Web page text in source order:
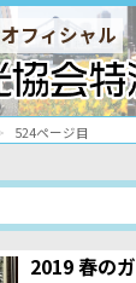
オフィシャル
524ページ目
2019 春の